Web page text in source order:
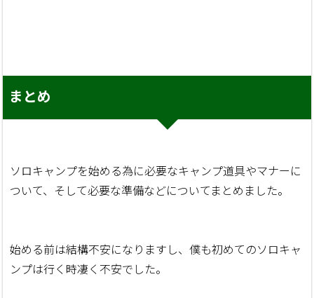
まとめ
ソロキャンプを始める為に必要なキャンプ道具やマナーに
ついて、そして必要な準備などについてまとめました。
始める前は結構不安になりますし、僕も初めてのソロキャ
ンプは行く時凄く不安でした。